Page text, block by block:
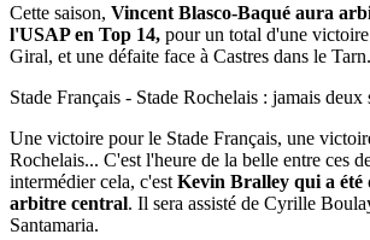
Cette saison, Vincent Blasco-Baqué aura
l'USAP en Top 14, pour un total d'une
Giral, et une défaite face à Castres dans le Tarn.
Stade Français - Stade Rochelais : jamais deux
Une victoire pour le Stade Français, une
Rochelais... C'est l'heure de la belle entre ces
intermédier cela, c'est Kevin Bralley qui a été
arbitre central. Il sera assisté de Cyrille
Santamaria.